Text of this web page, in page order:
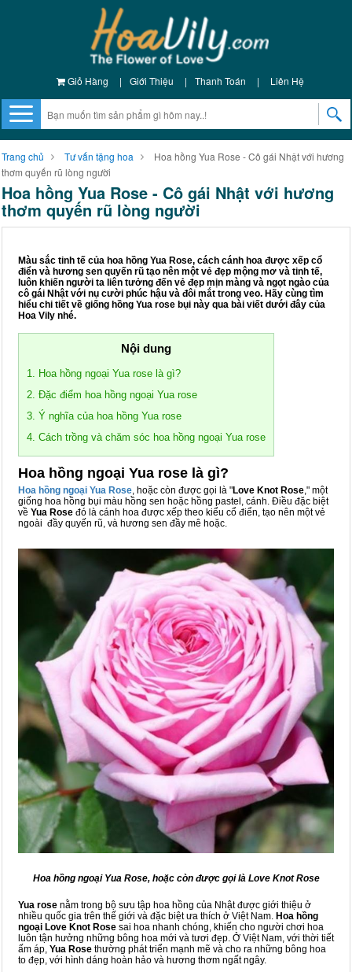
Giỏ Hàng | Giới Thiệu | Thanh Toán | Liên Hệ
Trang chủ Tư vấn tặng hoa
Hoa hồng Yua Rose - Cô gái Nhật với hương
thơm quyến rũ lòng người
Hoa hồng Yua Rose - Cô gái Nhật với hương
thơm quyến rũ lòng người
Màu sắc tinh tế của hoa hồng Yua Rose, cách cánh hoa được xếp cổ
điển và hương sen quyến rũ tạo nên một vẻ đẹp mộng mơ và tinh tế,
luôn khiến người ta liên tưởng đến vẻ đẹp mịn màng và ngọt ngào của
cô gái Nhật với nụ cười phúc hậu và đôi mắt trong veo. Hãy cùng tìm
hiểu chi tiết về giống hồng Yua rose bụi này qua bài viết dưới đây của
Hoa Vily nhé.
Nội dung
1. Hoa hồng ngoại Yua rose là gì?
2. Đặc điểm hoa hồng ngoại Yua rose
3. Ý nghĩa của hoa hồng Yua rose
4. Cách trồng và chăm sóc hoa hồng ngoại Yua rose
Hoa hồng ngoại Yua rose là gì?
Hoa hồng ngoại Yua Rose, hoặc còn được gọi là "Love Knot Rose," một
giống hoa hồng bụi màu hồng sen hoặc hồng pastel, cánh. Điều đặc biệt
về Yua Rose đó là cánh hoa được xếp theo kiểu cổ điển, tạo nên một vẻ
ngoài đầy quyến rũ, và hương sen đầy mê hoặc.
Hoa hồng ngoại Yua Rose, hoặc còn được gọi là Love Knot Rose
Yua rose nằm trong bộ sưu tập hoa hồng của Nhật được giới thiệu ở
nhiều quốc gia trên thế giới và đặc biệt ưa thích ở Việt Nam. Hoa hồng
ngoại Love Knot Rose sai hoa nhanh chóng, khiến cho người chơi hoa
luôn tận hưởng những bông hoa mới và tươi đẹp. Ở Việt Nam, với thời tiết
ấm áp, Yua Rose thường phát triển mạnh mẽ và cho ra những bông hoa
to đẹp, với hình dáng hoàn hảo và hương thơm ngất ngây.